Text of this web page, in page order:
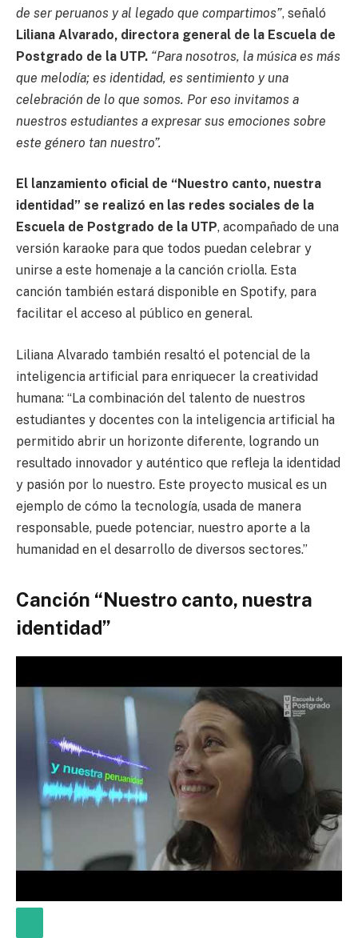
de ser peruanos y al legado que compartimos”, señaló
Liliana Alvarado, directora general de la Escuela de
Postgrado de la UTP. “Para nosotros, la música es más
que melodía; es identidad, es sentimiento y una
celebración de lo que somos. Por eso invitamos a
nuestros estudiantes a expresar sus emociones sobre
este género tan nuestro”.
El lanzamiento oficial de “Nuestro canto, nuestra
identidad” se realizó en las redes sociales de la
Escuela de Postgrado de la UTP, acompañado de una
versión karaoke para que todos puedan celebrar y
unirse a este homenaje a la canción criolla. Esta
canción también estará disponible en Spotify, para
facilitar el acceso al público en general.
Liliana Alvarado también resaltó el potencial de la
inteligencia artificial para enriquecer la creatividad
humana: “La combinación del talento de nuestros
estudiantes y docentes con la inteligencia artificial ha
permitido abrir un horizonte diferente, logrando un
resultado innovador y auténtico que refleja la identidad
y pasión por lo nuestro. Este proyecto musical es un
ejemplo de cómo la tecnología, usada de manera
responsable, puede potenciar, nuestro aporte a la
humanidad en el desarrollo de diversos sectores.”
Canción “Nuestro canto, nuestra
identidad”